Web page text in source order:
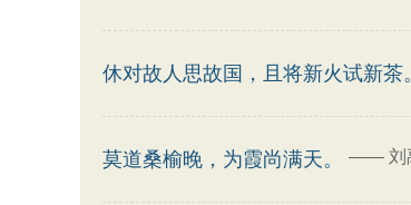
休对故人思故国，且将新火试新茶
莫道桑榆晚，为霞尚满天。 —— 刘